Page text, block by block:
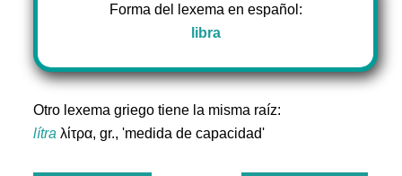
Forma del lexema en español:
libra
Otro lexema griego tiene la misma raíz:
lítra λίτρα, gr., 'medida de capacidad'